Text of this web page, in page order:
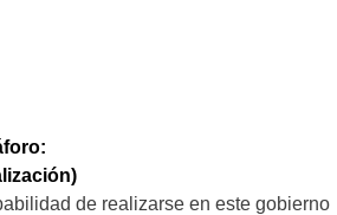
de realizarse en este gobierno